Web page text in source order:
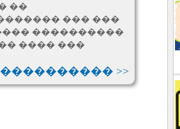
��
��� ���
����������
���� ���
>>